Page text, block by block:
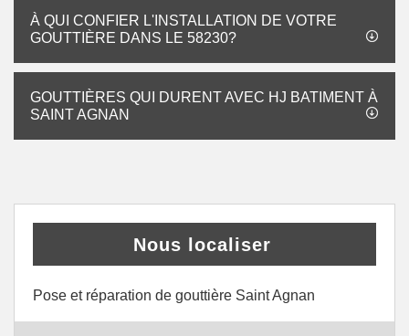
À QUI CONFIER L'INSTALLATION DE VOTRE
GOUTTIÈRE DANS LE 58230?
GOUTTIÈRES QUI DURENT AVEC HJ BATIMENT À
SAINT AGNAN
Nous localiser
Pose et réparation de gouttière Saint Agnan